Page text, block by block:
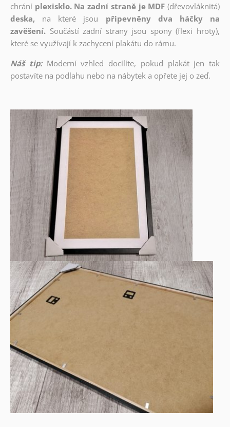
chrání plexisklo. Na zadní straně je MDF (dřevovláknitá)
deska,
na které jsou
připevněny dva háčky na
zavěšení. Součástí zadní strany jsou spony (flexi hroty),
které se využívají k zachycení plakátu do rámu.
Náš tip: Moderní vzhled docílíte, pokud plakát jen tak
postavíte na podlahu nebo na nábytek a opřete jej o zeď.